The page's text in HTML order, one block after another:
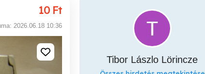
10 Ft
2026.06.18 10:36
Tibor Lászlo Lörincze